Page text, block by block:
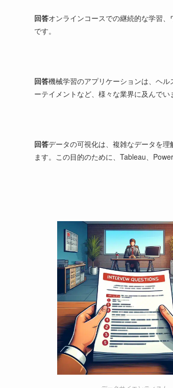
回答オンラインコースでの継続的な学習
です。
回答機械学習のアプリケーションは、ヘ
ーテイメントなど、様々な業界に及んでい
回答データの可視化は、複雑なデータを
ます。この目的のために、Tableau、